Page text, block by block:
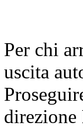
Per chi
uscita
direzione